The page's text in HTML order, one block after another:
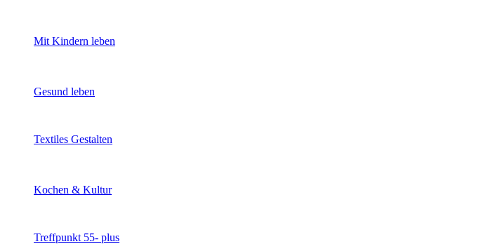
Mit Kindern leben
Gesund leben
Textiles Gestalten
Kochen & Kultur
Treffpunkt 55- plus